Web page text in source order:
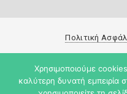
Πολιτική
Copyright
Χρησιμοποιούμε
καλύτερη δυνατή εμπειρία